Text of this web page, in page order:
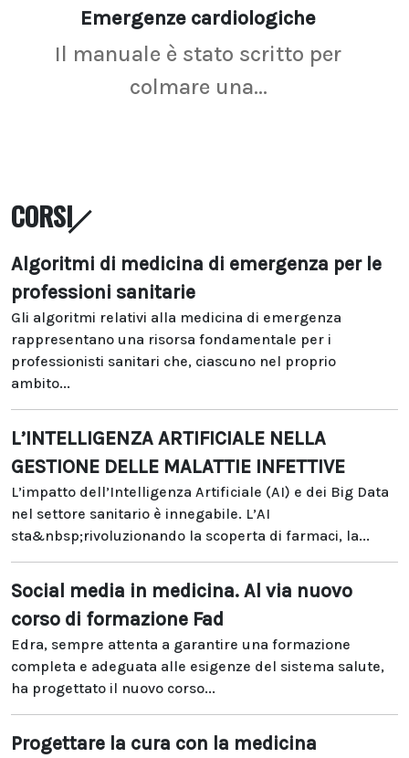
Emergenze cardiologiche
Il manuale è stato scritto per
colmare una...
CORSI
Algoritmi di medicina di emergenza per le
professioni sanitarie
Gli algoritmi relativi alla medicina di emergenza
rappresentano una risorsa fondamentale per i
professionisti sanitari che, ciascuno nel proprio
ambito...
L’INTELLIGENZA ARTIFICIALE NELLA
GESTIONE DELLE MALATTIE INFETTIVE
L’impatto dell’Intelligenza Artificiale (AI) e dei Big Data
nel settore sanitario è innegabile. L’AI
sta&nbsp;rivoluzionando la scoperta di farmaci, la...
Social media in medicina. Al via nuovo
corso di formazione Fad
Edra, sempre attenta a garantire una formazione
completa e adeguata alle esigenze del sistema salute,
ha progettato il nuovo corso...
Progettare la cura con la medicina